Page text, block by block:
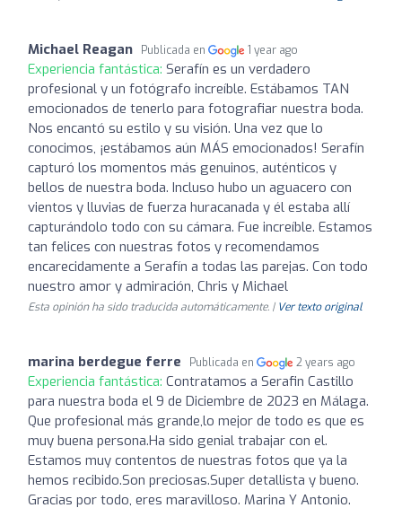
Michael Reagan Publicada en 1 year ago
Experiencia fantástica: Serafín es un verdadero
profesional y un fotógrafo increíble. Estábamos TAN
emocionados de tenerlo para fotografiar nuestra boda.
Nos encantó su estilo y su visión. Una vez que lo
conocimos, ¡estábamos aún MÁS emocionados! Serafín
capturó los momentos más genuinos, auténticos y
bellos de nuestra boda. Incluso hubo un aguacero con
vientos y lluvias de fuerza huracanada y él estaba allí
capturándolo todo con su cámara. Fue increíble. Estamos
tan felices con nuestras fotos y recomendamos
encarecidamente a Serafín a todas las parejas. Con todo
nuestro amor y admiración, Chris y Michael
Esta opinión ha sido traducida automáticamente. | Ver texto original
marina berdegue ferre Publicada en 2 years ago
Experiencia fantástica: Contratamos a Serafin Castillo
para nuestra boda el 9 de Diciembre de 2023 en Málaga.
Que profesional más grande,lo mejor de todo es que es
muy buena persona.Ha sido genial trabajar con el.
Estamos muy contentos de nuestras fotos que ya la
hemos recibido.Son preciosas.Super detallista y bueno.
Gracias por todo, eres maravilloso. Marina Y Antonio.